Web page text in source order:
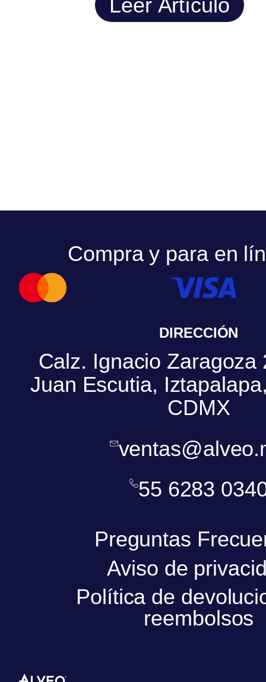
Leer Artículo
Compra y para en
DIRECCIÓN
Calz. Ignacio Zaragoza
Juan Escutia,
CDMX
55 6283
Preguntas
Aviso de
Política de
reembolsos